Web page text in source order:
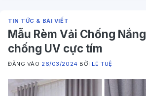
TIN TỨC & BÀI VIẾT
Mẫu Rèm Vải Chống
chống UV cực tím
ĐĂNG VÀO 26/03/2024 BỞI LÊ TUỆ